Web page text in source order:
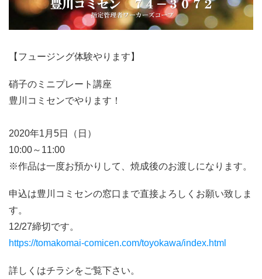
【フュージング体験やります】
硝子のミニプレート講座
豊川コミセンでやります！
2020年1月5日（日）
10:00～11:00
※作品は一度お預かりして、焼成後のお渡しになります。
申込は豊川コミセンの窓口まで直接よろしくお願い致しま
す。
12/27締切です。
https://tomakomai-comicen.com/toyokawa/index.html
詳しくはチラシをご覧下さい。